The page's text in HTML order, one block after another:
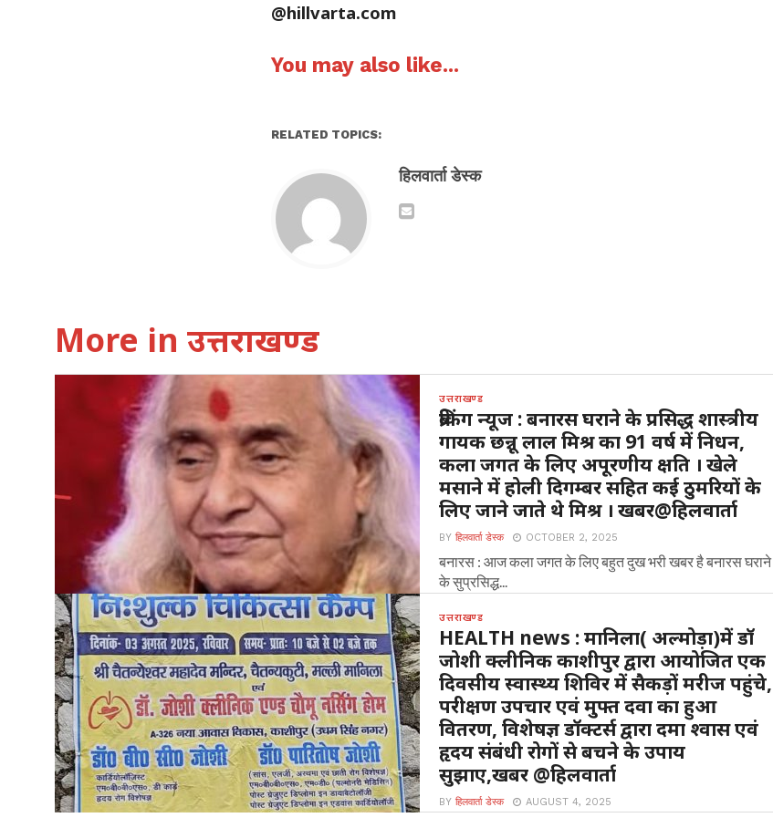
@hillvarta.com
You may also like...
RELATED TOPICS:
हिलवार्ता डेस्क
More in उत्तराखण्ड
उत्तराखण्ड
ब्रेकिंग न्यूज : बनारस घराने के प्रसिद्ध शास्त्रीय
गायक छन्नू लाल मिश्र का 91 वर्ष में निधन,
कला जगत के लिए अपूरणीय क्षति । खेले
मसाने में होली दिगम्बर सहित कई ठुमरियों के
लिए जाने जाते थे मिश्र । खबर@हिलवार्ता
BYहिलवार्ता डेस्क OCTOBER 2, 2025
बनारस : आज कला जगत के लिए बहुत दुख भरी खबर है बनारस घराने
के सुप्रसिद्ध...
उत्तराखण्ड
HEALTH news : मानिला( अल्मोड़ा)में डॉ
जोशी क्लीनिक काशीपुर द्वारा आयोजित एक
दिवसीय स्वास्थ्य शिविर में सैकड़ों मरीज पहुंचे,
परीक्षण उपचार एवं मुफ्त दवा का हुआ
वितरण, विशेषज्ञ डॉक्टर्स द्वारा दमा श्वास एवं
हृदय संबंधी रोगों से बचने के उपाय
सुझाए,खबर @हिलवार्ता
BYहिलवार्ता डेस्क AUGUST 4, 2025